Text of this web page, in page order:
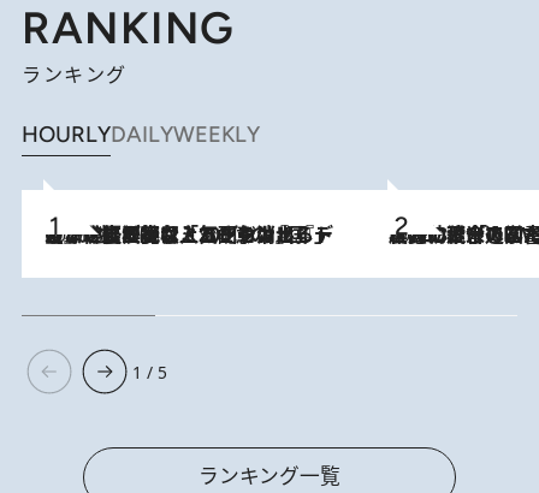
RANKING
ランキング
HOURLYDAILYWEEKLY
2026.8.5
【なぜ吉沢亮は「気配を消せる」のか？】興行収入208億の『国宝』を経て挑むミュージカル『ディア・エヴァン・ハンセン』。トップ俳優が舞台上でさらけ出した“孤独”とは 2026.8.3
慶應幼稚舎の図書室からテレビの世界に飛び込んだ阿川佐和子（72）
1 / 5
ランキング一覧